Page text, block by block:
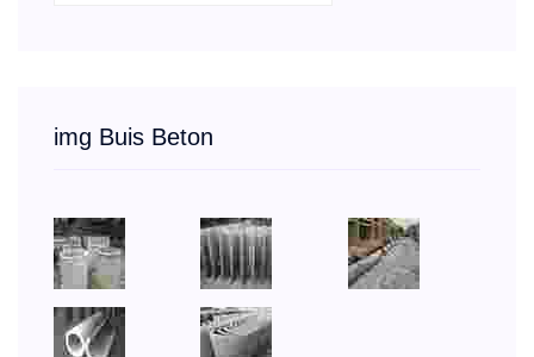
img Buis Beton